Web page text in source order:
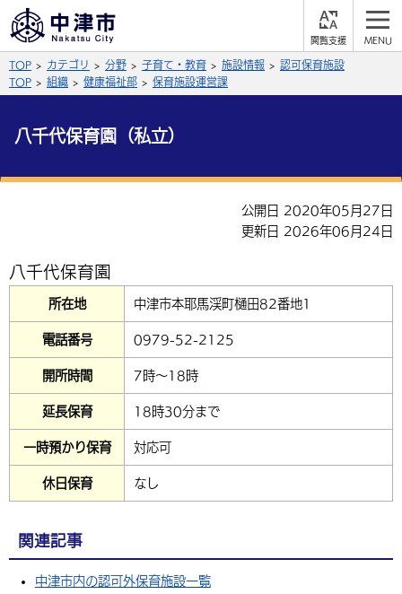
覧
支
やさしい日本語
よみあげる
文字の大きさ
拡大 標準 縮小
英語（English） 中国語（簡体字）
サイト内検索
くらしの情報
届出・登録・証明 保険・年金
福祉・介護 健康・予防
環境・衛生
事業者の方へ
入札・契約 産業・雇用
農林水産業
子育て・教育
相談・支援・情報 計画・施策
観光・移住
観光なび スポットを探す
遊ぶ・体験する グルメ・食べる
買う・おみやげ 四季のイベント・祭り
移住・定住
市政情報
中津市について 市役所の紹介
地方創生・地域活性化 広報・広聴
行政・計画
TOP カテゴリ 分野 子育て・教育 施設情報
認可保育施設
TOP
組織 健康福祉部 保育施設運営課
八千代保育園（私立）
公開日 2020年05月27日
更新日 2026年06月24日
八千代保育園
所在地 中津市本耶馬渓町樋田82番地1
電話番号 0979-52-2125
開所時間 7時～18時
延長保育 18時30分まで
一時預かり保育 対応可
休日保育 なし
関連記事
中津市内の認可外保育施設一覧